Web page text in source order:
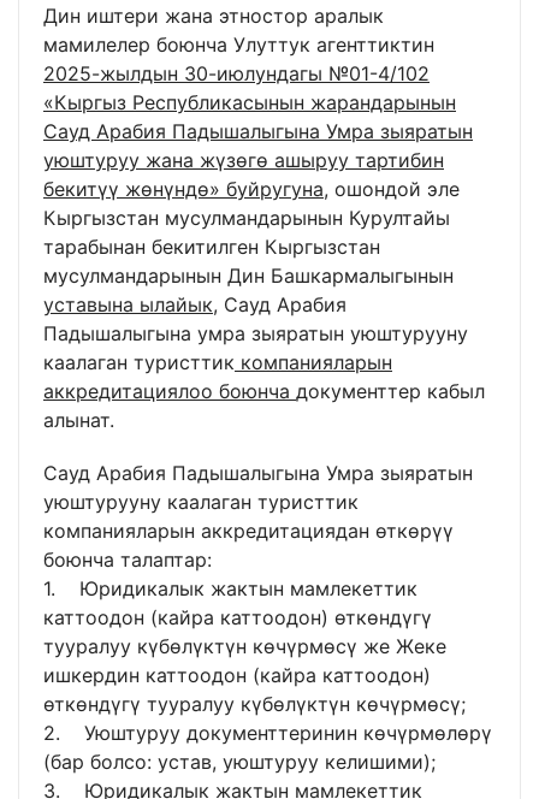
Дин иштери жана этностор аралык
мамилелер боюнча Улуттук агенттиктин
2025-жылдын 30-июлундагы №01-4/102
«Кыргыз Республикасынын жарандарынын
Сауд Арабия Падышалыгына Умра зыяратын
уюштуруу жана жүзөгө ашыруу тартибин
бекитүү жөнүндө» буйругуна, ошондой эле
Кыргызстан мусулмандарынын Курултайы
тарабынан бекитилген Кыргызстан
мусулмандарынын Дин Башкармалыгынын
уставына ылайык, Сауд Арабия
Падышалыгына умра зыяратын уюштурууну
каалаган туристтик компанияларын
аккредитациялоо боюнча документтер кабыл
алынат.
Сауд Арабия Падышалыгына Умра зыяратын
уюштурууну каалаган туристтик
компанияларын аккредитациядан өткөрүү
боюнча талаптар:
1. Юридикалык жактын мамлекеттик
каттоодон (кайра каттоодон) өткөндүгү
тууралуу күбөлүктүн көчүрмөсү же Жеке
ишкердин каттоодон (кайра каттоодон)
өткөндүгү тууралуу күбөлүктүн көчүрмөсү;
2. Уюштуруу документтеринин көчүрмөлөрү
(бар болсо: устав, уюштуруу келишими);
3. Юридикалык жактын мамлекеттик